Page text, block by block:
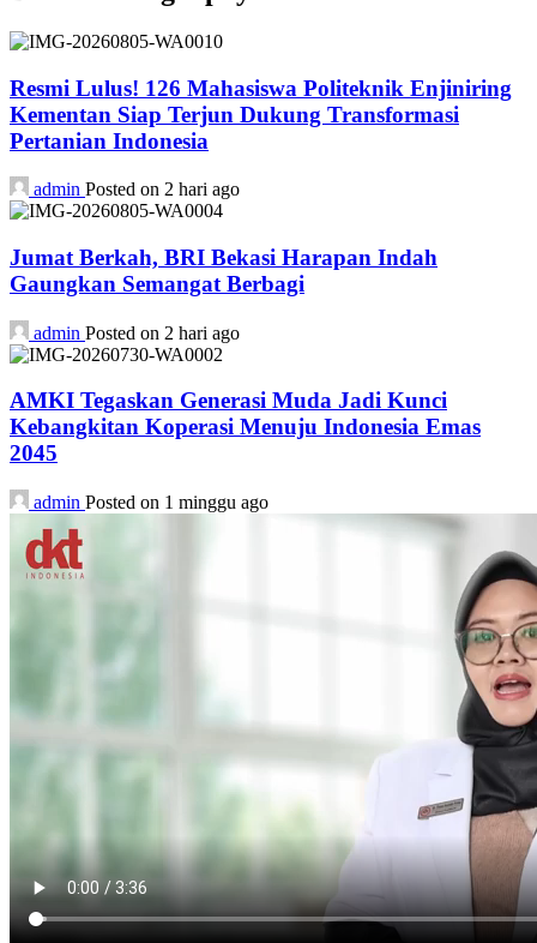
Resmi Lulus! 126 Mahasiswa Politeknik Enjiniring
Kementan Siap Terjun Dukung Transformasi
Pertanian Indonesia
admin Posted on 2 hari ago
Jumat Berkah, BRI Bekasi Harapan Indah
Gaungkan Semangat Berbagi
admin Posted on 2 hari ago
AMKI Tegaskan Generasi Muda Jadi Kunci
Kebangkitan Koperasi Menuju Indonesia Emas
2045
admin Posted on 1 minggu ago